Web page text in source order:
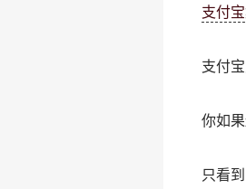
支付宝
支付
你如
只看